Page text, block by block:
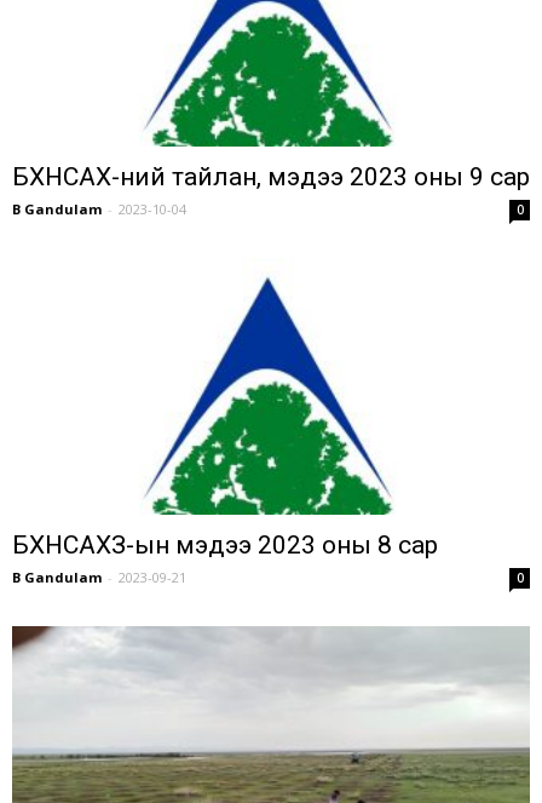
БХНСАХ-ний тайлан, мэдээ 2023 оны 9 сар
B Gandulam - 2023-10-04 0
БХНСАХЗ-ын мэдээ 2023 оны 8 сар
B Gandulam - 2023-09-21 0